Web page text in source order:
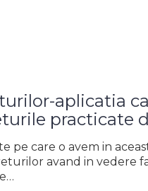
aplicatia
practicate
pe care o avem in
avand in vedere